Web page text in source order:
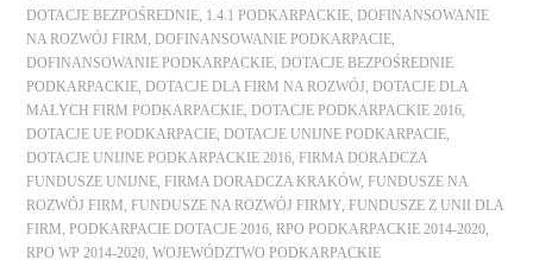
DOTACJE BEZPOŚREDNIE 1.4.1 PODKARPACKIE ,DOFINANSOWANIE
NA ROZWÓJ FIRM ,DOFINANSOWANIE PODKARPACIE
DOFINANSOWANIE PODKARPACKIE ,DOTACJE BEZPOŚREDNIE
PODKARPACKIE ,DOTACJE DLA FIRM NA ROZWÓJ ,DOTACJE DLA
MAŁYCH FIRM PODKARPACKIE ,DOTACJE PODKARPACKIE 2016
DOTACJE UE PODKARPACIE ,DOTACJE UNIJNE PODKARPACIE
DOTACJE UNIJNE PODKARPACKIE 2016 ,FIRMA DORADCZA
FUNDUSZE UNIJNE ,FIRMA DORADCZA KRAKÓW,FUNDUSZE NA
ROZWÓJ FIRM ,FUNDUSZE NA ROZWÓJ FIRMY ,FUNDUSZE Z UNII DLA
FIRM ,PODKARPACIE DOTACJE 2016 ,RPO PODKARPACKIE 2014-2020
RPO WP 2014-2020 ,WOJEWÓDZTWO PODKARPACKIE